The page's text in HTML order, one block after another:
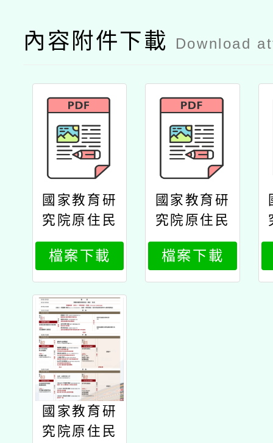
內容附件下載 Download
國家教育研
究院原住民
族教育研究
中心辦理11
4年原住民
族教育政策
研討會「原
住民族教育
的未來：傳
承與創新」
公文國家研
究院
檔案下載
國家教育研
究院原住民
族教育研究
中心辦理11
4年原住民
檔案下載
國家教育研
究院原住民